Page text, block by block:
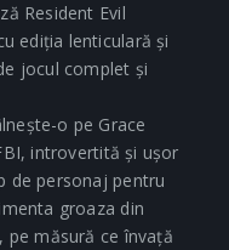
Resident Evil
ediția lenticulară și
jocul complet și
o pe Grace
introvertită și ușor
de personaj pentru
groaza din
pe măsură ce învață